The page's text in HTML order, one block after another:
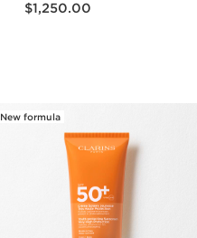
$1,250.00
New formula